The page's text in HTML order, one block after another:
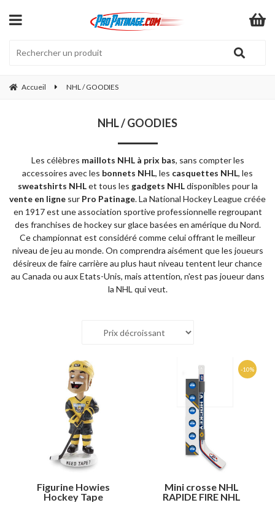
Accueil NHL / GOODIES
NHL / GOODIES
Les célèbres maillots NHL à prix bas, sans compter les
accessoires avec les bonnets NHL, les casquettes NHL, les
sweatshirts NHLet tous les gadgets NHLdisponibles pour la
vente en ligne sur Pro Patinage. La National Hockey League créée
en 1917 est une association sportive professionnelle regroupant
des franchises de hockey sur glace basées en amérique du Nord.
Ce championnat est considéré comme celui offrant le meilleur
niveau de jeu au monde. On comprendra aisément que les joueurs
désireux de faire carrière au plus haut niveau tentent leur chance
au Canada ou aux Etats-Unis, mais attention, n'est pas joueur dans
la NHL qui veut.
Figurine Howies
Hockey Tape
Mini crosse NHL
RAPIDE FIRE NHL